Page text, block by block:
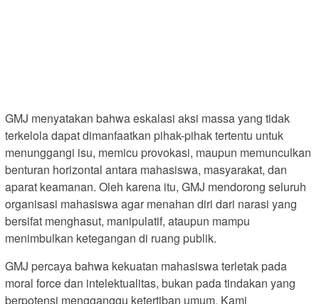
GMJ menyatakan bahwa eskalasi aksi massa yang tidak
terkelola dapat dimanfaatkan pihak-pihak tertentu untuk
menunggangi isu, memicu provokasi, maupun memunculkan
benturan horizontal antara mahasiswa, masyarakat, dan
aparat keamanan. Oleh karena itu, GMJ mendorong seluruh
organisasi mahasiswa agar menahan diri dari narasi yang
bersifat menghasut, manipulatif, ataupun mampu
menimbulkan ketegangan di ruang publik.
GMJ percaya bahwa kekuatan mahasiswa terletak pada
moral force dan intelektualitas, bukan pada tindakan yang
berpotensi mengganggu ketertiban umum. Kami